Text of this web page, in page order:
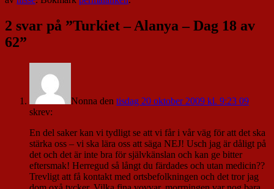
2 svar på ”Turkiet – Alanya – Dag 18 av
62”
Nonna den tisdag 20 oktober 2009 kl. 9:23 09
skrev:
En del saker kan vi tydligt se att vi får i vår väg för att det ska
stärka oss – vi ska lära oss att säga NEJ! Usch jag är dåligt på
det och det är inte bra för självkänslan och kan ge bitter
eftersmak! Herregud så långt du färdades och utan medicin??
Trevligt att få kontakt med ortsbefolkningen och det tror jag